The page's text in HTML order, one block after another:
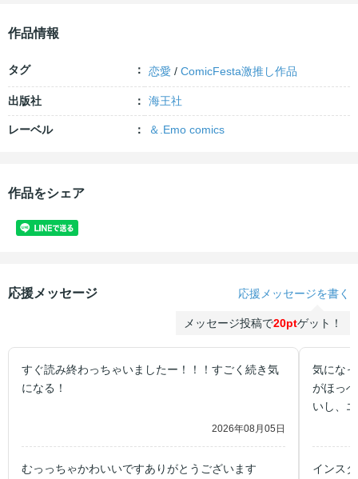
作品情報
タグ 恋愛 /ComicFesta激推し作品
出版社 海王社
レーベル ＆.Emo comics
作品をシェア
応援メッセージ 応援メッセージを書く
メッセージ投稿で20ptゲット！
すぐ読み終わっちゃいましたー！！！すごく続き気
になる！
2026年08月05日
むっっちゃかわいいですありがとうございます
気にな
がほっ
いし、
インス